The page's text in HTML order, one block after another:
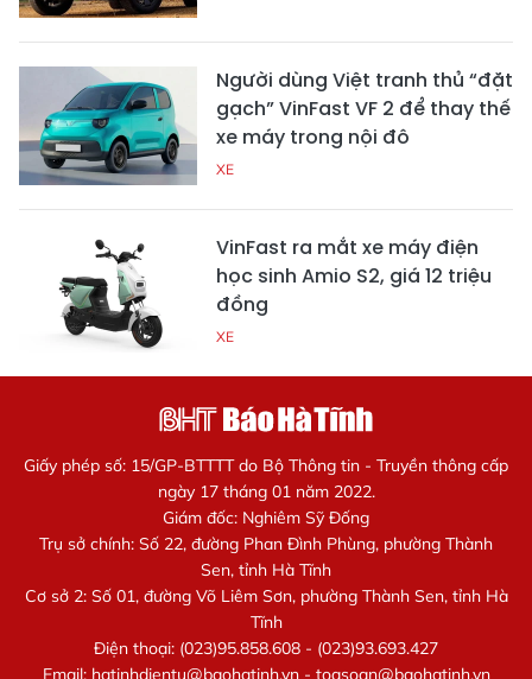
Người dùng Việt tranh thủ “đặt
gạch” VinFast VF 2 để thay thế
xe máy trong nội đô
XE
VinFast ra mắt xe máy điện
học sinh Amio S2, giá 12 triệu
đồng
XE
Giấy phép số: 15/GP-BTTTT do Bộ Thông tin - Truyền thông cấp
ngày 17 tháng 01 năm 2022.
Giám đốc: Nghiêm Sỹ Đống
Trụ sở chính: Số 22, đường Phan Đình Phùng, phường Thành
Sen, tỉnh Hà Tĩnh
Cơ sở 2: Số 01, đường Võ Liêm Sơn, phường Thành Sen, tỉnh Hà
Tĩnh
Điện thoại: (023)95.858.608 - (023)93.693.427
Email: hatinhdientu@baohatinh.vn- toasoan@baohatinh.vn